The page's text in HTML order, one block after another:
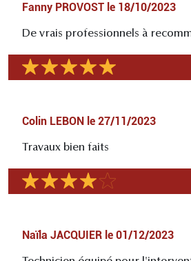
Fanny PROVOST le 18/10/2023
De vrais professionnels à
Colin LEBON le 27/11/2023
Travaux bien faits
Naïla JACQUIER le 01/12/2023